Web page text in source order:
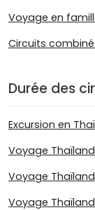
Voyage en
Circuits
Durée des
Excursion en
Voyage
Voyage
Voyage